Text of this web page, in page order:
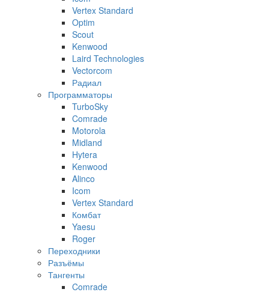
Vertex Standard
Optim
Scout
Kenwood
Laird Technologies
Vectorcom
Радиал
Программаторы
TurboSky
Comrade
Motorola
Midland
Hytera
Kenwood
Alinco
Icom
Vertex Standard
Комбат
Yaesu
Roger
Переходники
Разъёмы
Тангенты
Comrade